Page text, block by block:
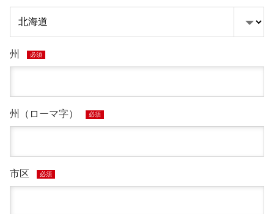
州 必須
州（ローマ字） 必須
市区 必須